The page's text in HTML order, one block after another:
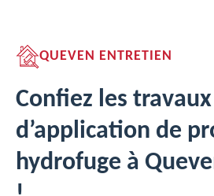
QUEVEN ENTRETIEN
Confiez les travaux
d’application de
hydrofuge à